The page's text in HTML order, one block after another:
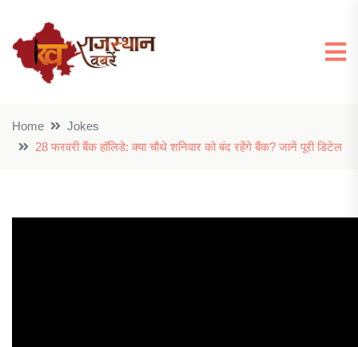
Home
Jokes
28 फरवरी बैंक हॉलिडे: क्या चौथे शनिवार को बंद रहेंगे बैंक? जानें पूरी डिटेल